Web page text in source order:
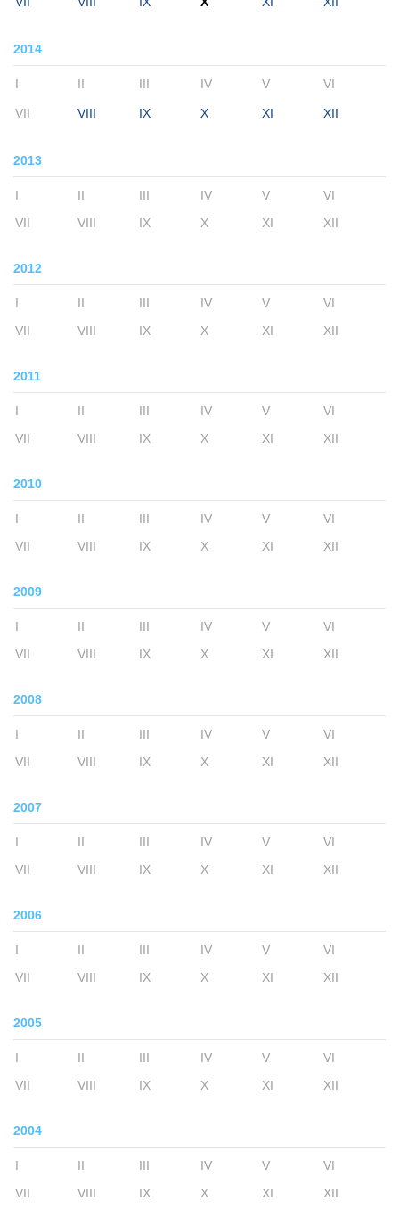
2014
I II III IV V VI
VII VIII IX X XI XII
2013
I II III IV V
VI
VII
VIII IX X XI XII
2012
I II III IV V
VI
VII
VIII IX X XI XII
2011
I II III IV V
VI
VII
VIII IX X XI XII
2010
I II III IV V
VI
VII
VIII IX X XI XII
2009
I II III IV V
VI
VII
VIII IX X XI XII
2008
I II III IV V
VI
VII
VIII IX X XI XII
2007
I II III IV V
VI
VII
VIII IX X XI XII
2006
I II III IV V
VI
VII
VIII IX X XI XII
2005
I II III IV V
VI
VII
VIII IX X XI XII
2004
I II III IV V
VI
VII
VIII IX X XI XII